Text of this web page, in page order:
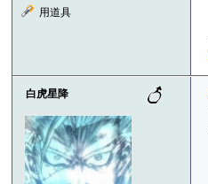
用道具
白虎星降